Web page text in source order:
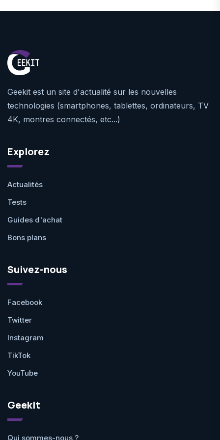
Geekit est un site d'actualité sur les nouvelles
technologies (smartphones, tablettes, ordinateurs, TV
4K, montres connectés, etc...)
Explorez
Actualités
Tests
Guides d'achat
Bons plans
Suivez-nous
Facebook
Twitter
Instagram
TikTok
YouTube
Geekit
Qui sommes-nous ?